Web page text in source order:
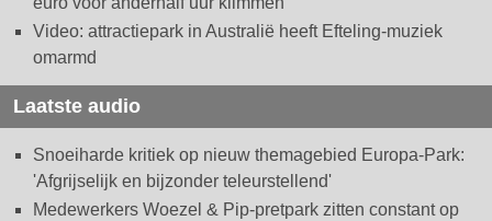
Video: attractiepark in Australië heeft Efteling-muziek
omarmd
Laatste audio
Snoeiharde kritiek op nieuw themagebied Europa-Park:
'Afgrijselijk en bijzonder teleurstellend'
Medewerkers Woezel & Pip-pretpark zitten constant op